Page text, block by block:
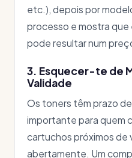
etc.), depois por
processo e mostra que
pode resultar num
3. Esquecer-te de
Validade
Os toners têm prazo
importante para quem
cartuchos próximos de
abertamente. Um